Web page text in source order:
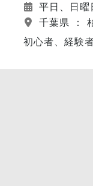
平日、日
千葉県 ：
初心者、経験